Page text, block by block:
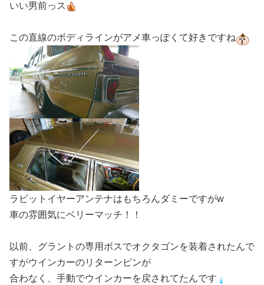
いい男前っス
この直線のボディラインがアメ車っぽくて好きですね
ラビットイヤーアンテナはもちろんダミーですがw
車の雰囲気にベリーマッチ！！
以前、グラントの専用ボスでオクタゴンを装着されたんで
すがウインカーのリターンピンが
合わなく、手動でウインカーを戻されてたんです